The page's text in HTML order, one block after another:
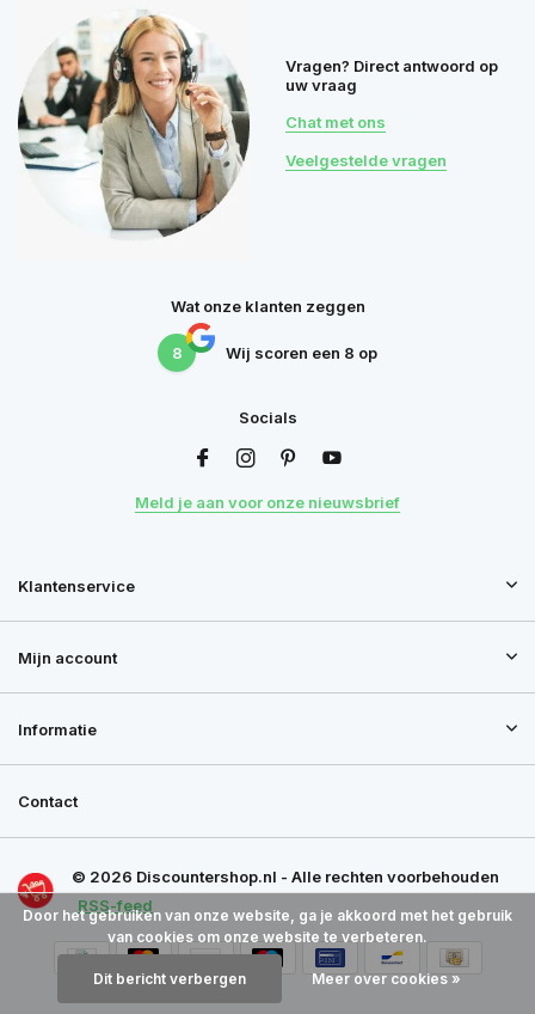
Vragen? Direct antwoord op
uw vraag
Chat met ons
Veelgestelde vragen
Wat onze klanten zeggen
8 Wij scoren een 8 op
Socials
Meld je aan voor onze nieuwsbrief
Klantenservice
Mijn account
Informatie
Contact
© 2026 Discountershop.nl - Alle rechten voorbehouden
RSS-feed
Door het gebruiken van onze website, ga je akkoord met het gebruik
van cookies om onze website te verbeteren.
Dit bericht verbergen Meer over cookies »